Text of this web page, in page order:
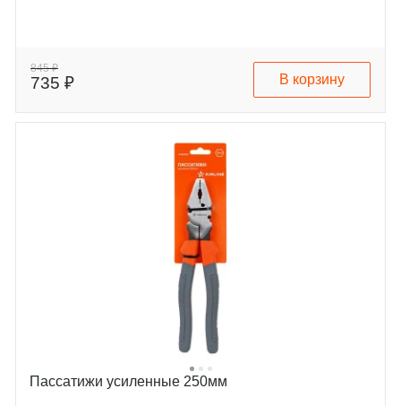
845 ₽
735 ₽ В корзину
Пассатижи усиленные 250мм